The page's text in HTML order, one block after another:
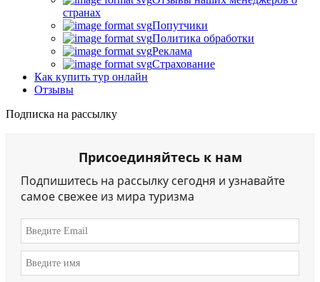
странах
Попутчики
Политика обработки
Реклама
Страхование
Как купить тур онлайн
Отзывы
Подписка на рассылку
Присоединяйтесь к нам
Подпишитесь на рассылку сегодня и узнавайте
самое свежее из мира туризма